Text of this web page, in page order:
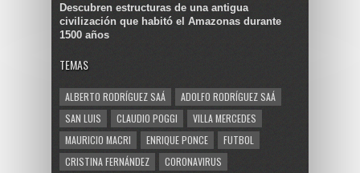
Descubren estructuras de una antigua
civilización que habitó el Amazonas durante
1500 años
TEMAS
ALBERTO RODRÍGUEZ SAÁ
ADOLFO RODRÍGUEZ SAÁ
SAN LUIS
CLAUDIO POGGI
VILLA MERCEDES
MAURICIO MACRI
ENRIQUE PONCE
FUTBOL
CRISTINA FERNÁNDEZ
CORONAVIRUS